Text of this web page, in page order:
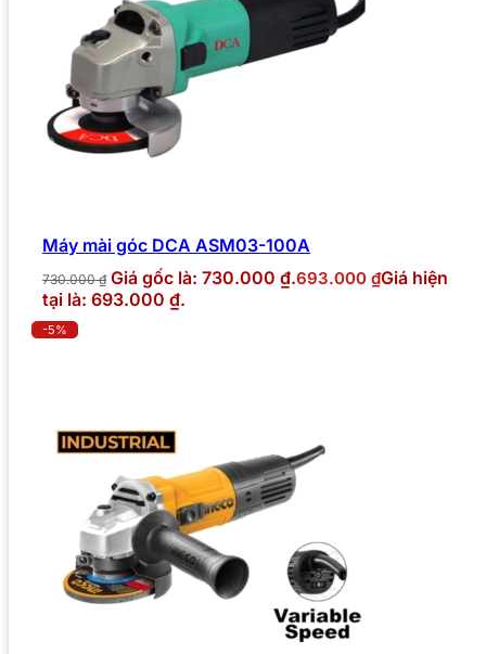
Máy mài góc DCA ASM03-100A
730.000₫ Giá gốc là: 730.000 ₫.693.000 ₫Giá hiện
tại là: 693.000 ₫.
-5%